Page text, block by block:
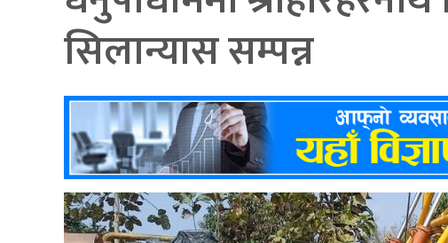
सिलान्यास सम्पन्न